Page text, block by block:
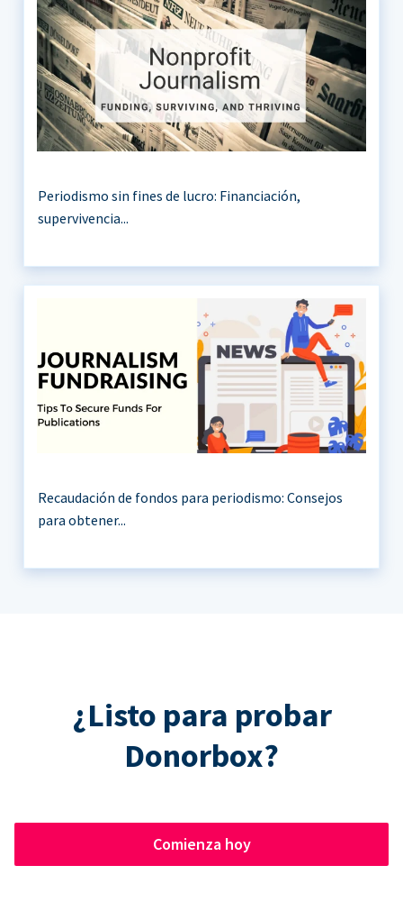
Periodismo sin fines de lucro: Financiación,
supervivencia...
Recaudación de fondos para periodismo: Consejos
para obtener...
¿Listo para probar
Donorbox?
Comienza hoy